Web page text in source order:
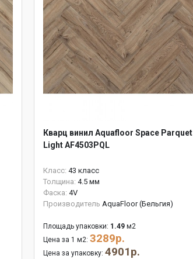
Кварц винил Aquafloor Space Parquet
Light AF4503PQL
Класс: 43 класс
Толщина: 4.5 мм
Фаска: 4V
Производитель AquaFloor (Бельгия)
Площадь упаковки: 1.49 м2
Цена за 1 м2: 3289р.
Цена за упаковку: 4901р.